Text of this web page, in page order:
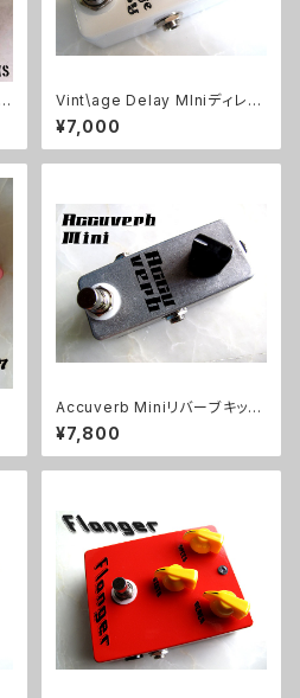
Vint\age Delay MIniディレイ
キット【BASIC KIT】
¥7,000
Accuverb Miniリバーブキット
【BASIC KIT】
¥7,800